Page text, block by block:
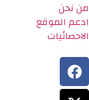
من نحن
ادعم الموقع
الاحصائيات